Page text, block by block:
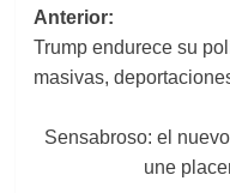
Navegación
de
entradas
Anterior:
Trump endurece su
masivas,
Sensabroso: el
une